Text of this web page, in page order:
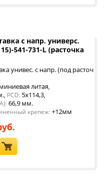
с напр. универс.
541-731-L (расточка
унивес. с напр. (под расточку
литая,
, PCD: 5x114,3,
66,9 мм.
крепеж: +12мм